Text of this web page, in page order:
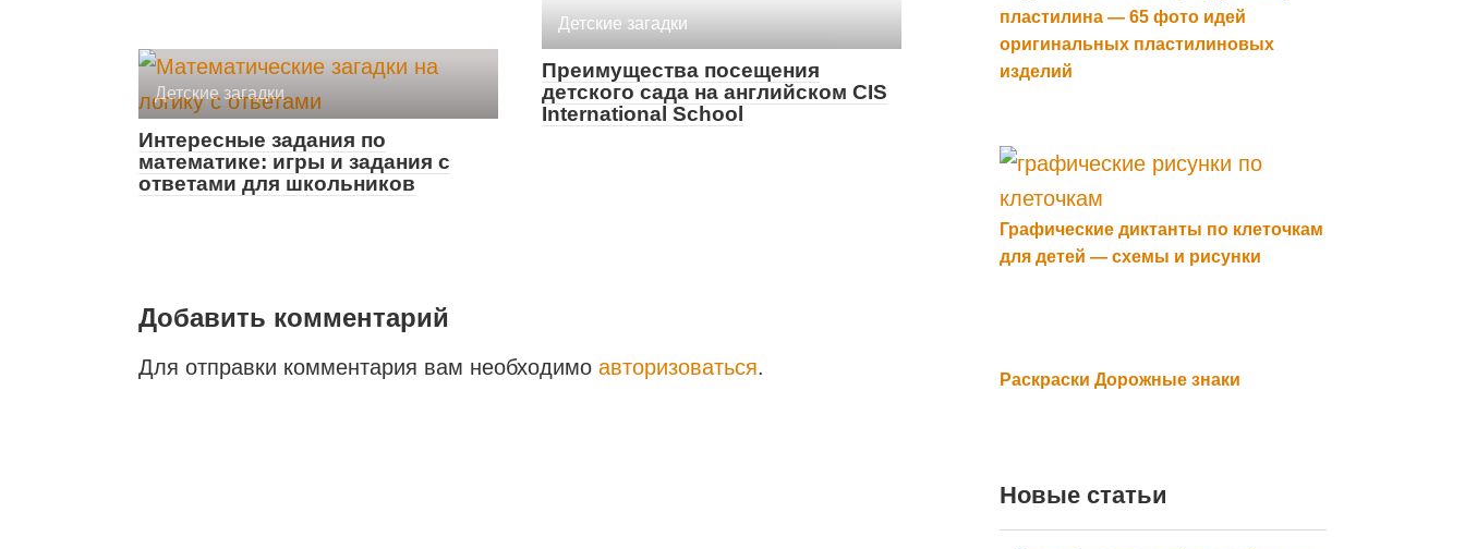
Детские загадки
Интересные задания по
математике: игры и задания с
ответами для школьников
Детские загадки
Преимущества посещения
детского сада на английском CIS
International School
Добавить комментарий
Для отправки комментария вам необходимо авторизоваться.
пластилина — 65 фото идей
оригинальных пластилиновых
изделий
Графические диктанты по клеточкам
для детей — схемы и рисунки
Раскраски Дорожные знаки
Новые статьи